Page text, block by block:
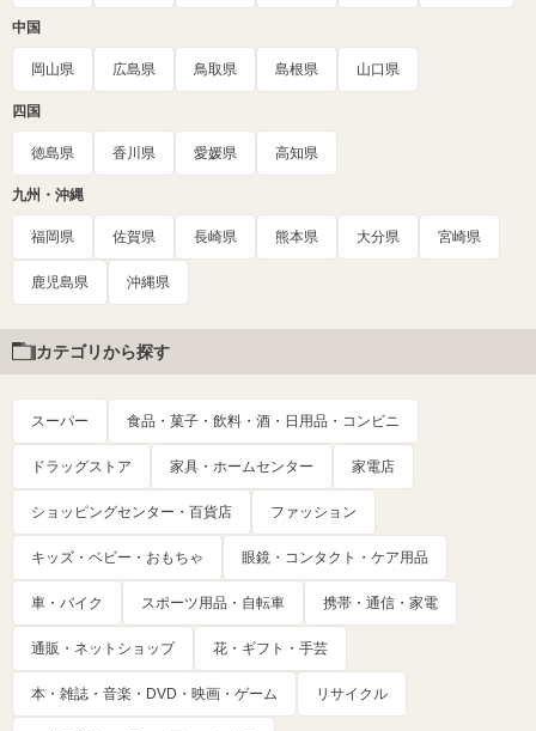
中国
岡山県 広島県 鳥取県 島根県 山口県
四国
徳島県 香川県 愛媛県 高知県
九州・沖縄
福岡県 佐賀県 長崎県 熊本県 大分県 宮崎県
鹿児島県 沖縄県
カテゴリから探す
スーパー 食品・菓子・飲料・酒・日用品・コンビニ
ドラッグストア 家具・ホームセンター 家電店
ショッピングセンター・百貨店 ファッション
キッズ・ベビー・おもちゃ 眼鏡・コンタクト・ケア用品
車・バイク スポーツ用品・自転車 携帯・通信・家電
通販・ネットショップ 花・ギフト・手芸
本・雑誌・音楽・DVD・映画・ゲーム リサイクル